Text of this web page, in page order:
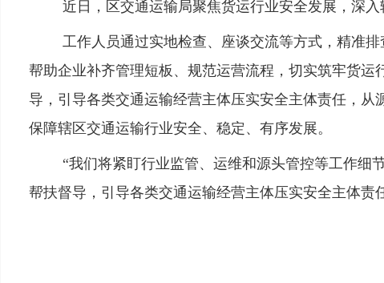
近日，区交通运输局聚焦货运行业安全发展，深
工作人员通过实地检查、座谈交流等方式，精准
帮助企业补齐管理短板、规范运营流程，切实筑牢货
导，引导各类交通运输经营主体压实安全主体责任，
保障辖区交通运输行业安全、稳定、有序发展。
“我们将紧盯行业监管、运维和源头管控等工作细
帮扶督导，引导各类交通运输经营主体压实安全主体